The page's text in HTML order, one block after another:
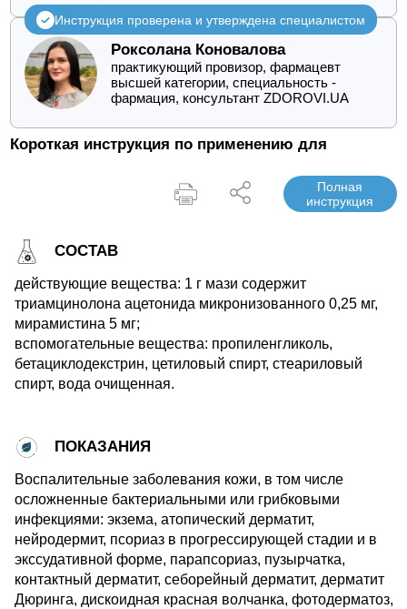
Инструкция проверена и утверждена специалистом
Роксолана Коновалова
практикующий провизор, фармацевт
высшей категории, специальность -
фармация, консультант ZDOROVI.UA
Короткая инструкция по применению для
Полная
инструкция
СОСТАВ
действующие вещества: 1 г мази содержит
триамцинолона ацетонида микронизованного 0,25 мг,
мирамистина 5 мг;
вспомогательные вещества: пропиленгликоль,
бетациклодекстрин, цетиловый спирт, стеариловый
спирт, вода очищенная.
ПОКАЗАНИЯ
Воспалительные заболевания кожи, в том числе
осложненные бактериальными или грибковыми
инфекциями: экзема, атопический дерматит,
нейродермит, псориаз в прогрессирующей стадии и в
экссудативной форме, парапсориаз, пузырчатка,
контактный дерматит, себорейный дерматит, дерматит
Дюринга, дискоидная красная волчанка, фотодерматоз,